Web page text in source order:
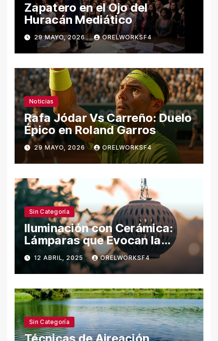
Zapatero en el Ojo del
Huracán Mediático
29 MAYO, 2026 ORELWORKSF4
Noticias
Rafa Jódar Vs Carreño: Duelo
Épico en Roland Garros
29 MAYO, 2026 ORELWORKSF4
Sin Categoría
Iluminación con Cerámica:
Lámparas que Evocan la
Naturaleza
12 ABRIL, 2025 ORELWORKSF4
Sin Categoría